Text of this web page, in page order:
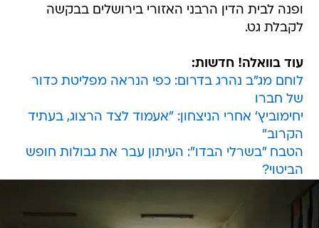
ופנה לבית הדין הרבני האזורי בירושלים בבקשה
לקבלת גט.
עוד בוואלה! חדשות:
לוחם מג"ב נהרג בדרום: כפי הנראה מפליטת כדור
של חברו
יחימוביץ' אחרי הניצחון: "אעמוד לצד הרצוג, בעתיד
הקרוב"
הטבח "בשרלי הבדו": העיתון עבר את גבולות חופש
הביטוי?